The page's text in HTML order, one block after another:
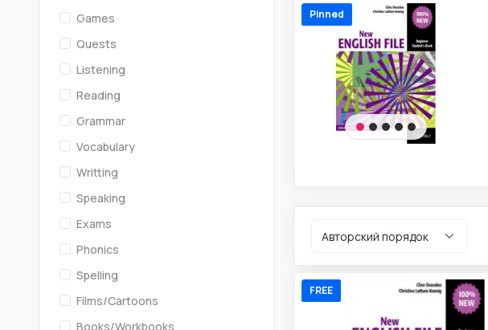
Games
Quests
Listening
Reading
Grammar
Vocabulary
Writting
Speaking
Exams
Phonics
Spelling
Films/Cartoons
Books/Workbooks
Pinned
FREE